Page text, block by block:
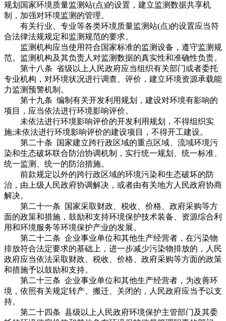
规划国家环境质量监测站(点)的设置，建立监测数据共享机
制，加强对环境监测的管理。
有关行业、专业等各类环境质量监测站(点)的设置应当符
合法律法规规定和监测规范的要求。
监测机构应当使用符合国家标准的监测设备，遵守监测规
范。监测机构及其负责人对监测数据的真实性和准确性负责。
第十八条 省级以上人民政府应当组织有关部门或者委托
专业机构，对环境状况进行调查、评价，建立环境资源承载能
力监测预警机制。
第十九条 编制有关开发利用规划，建设对环境有影响的
项目，应当依法进行环境影响评价。
未依法进行环境影响评价的开发利用规划，不得组织实
施;未依法进行环境影响评价的建设项目，不得开工建设。
第二十条 国家建立跨行政区域的重点区域、流域环境污
染和生态破坏联合防治协调机制，实行统一规划、统一标准、
统一监测、统一的防治措施。
前款规定以外的跨行政区域的环境污染和生态破坏的防
治，由上级人民政府协调解决，或者由有关地方人民政府协商
解决。
第二十一条 国家采取财政、税收、价格、政府采购等方
面的政策和措施，鼓励和支持环境保护技术装备、资源综合利
用和环境服务等环境保护产业的发展。
第二十二条 企业事业单位和其他生产经营者，在污染物
排放符合法定要求的基础上，进一步减少污染物排放的，人民
政府应当依法采取财政、税收、价格、政府采购等方面的政策
和措施予以鼓励和支持。
第二十三条 企业事业单位和其他生产经营者，为改善环
境，依照有关规定转产、搬迁、关闭的，人民政府应当予以支
持。
第二十四条 县级以上人民政府环境保护主管部门及其委